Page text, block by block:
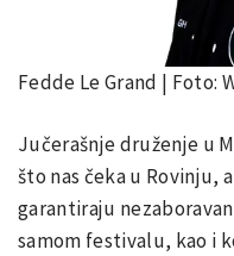
Fedde Le Grand | Foto:
Jučerašnje druženje u
što nas čeka u Rovinju,
garantiraju
samom festivalu, kao i